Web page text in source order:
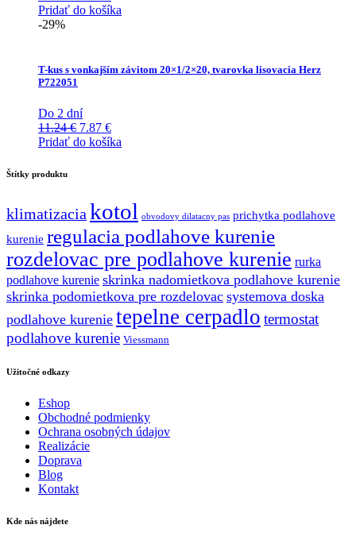
cena
cena
Pridať do košíka
-29%
T-kus s vonkajším závitom 20×1/2×20, tvarovka lisovacia Herz
P722051
Do 2 dní
11.24€ Pôvodná
cena
7.87 €Aktuálna
cena
Pridať do košíka
Štítky produktu
klimatizacia kotol obvodovy dilatacny pas prichytka podlahove
kurenie regulacia podlahove kurenie
rozdelovac pre podlahove kurenie rurka
podlahove kurenie skrinka nadomietkova podlahove kurenie
skrinka podomietkova pre rozdelovac systemova doska
podlahove kurenie tepelne cerpadlo termostat
podlahove kurenie Viessmann
Užitočné odkazy
Eshop
Obchodné podmienky
Ochrana osobných údajov
Realizácie
Doprava
Blog
Kontakt
Kde nás nájdete